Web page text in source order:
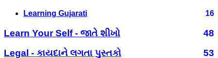
Learning Gujarati 16
Learn Your Self - જાતે શીખો
48
Legal - કાયદાને લગતા પુસ્તકો
53